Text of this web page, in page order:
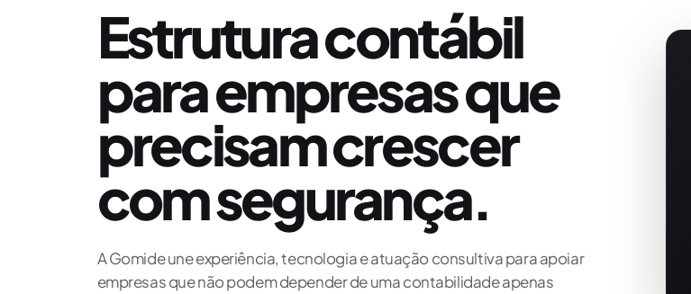
Estrutura contábil
para empresas que
precisam crescer
com segurança.
A Gomide une experiência, tecnologia e atuação consultiva para apoiar
empresas que não podem depender de uma contabilidade apenas